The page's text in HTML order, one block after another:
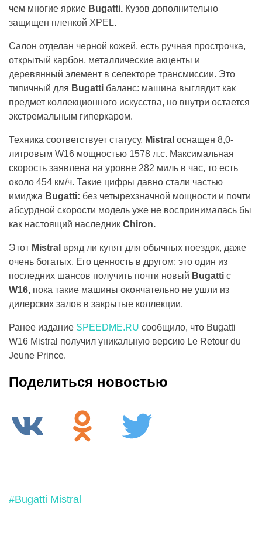
чем многие яркие Bugatti. Кузов дополнительно
защищен пленкой XPEL.
Салон отделан черной кожей, есть ручная прострочка,
открытый карбон, металлические акценты и
деревянный элемент в селекторе трансмиссии. Это
типичный для Bugatti баланс: машина выглядит как
предмет коллекционного искусства, но внутри остается
экстремальным гиперкаром.
Техника соответствует статусу. Mistral оснащен 8,0-
литровым W16 мощностью 1578 л.с. Максимальная
скорость заявлена на уровне 282 миль в час, то есть
около 454 км/ч. Такие цифры давно стали частью
имиджа Bugatti: без четырехзначной мощности и почти
абсурдной скорости модель уже не воспринималась бы
как настоящий наследник Chiron.
Этот Mistral вряд ли купят для обычных поездок, даже
очень богатых. Его ценность в другом: это один из
последних шансов получить почти новый Bugatti с
W16, пока такие машины окончательно не ушли из
дилерских залов в закрытые коллекции.
Ранее издание SPEEDME.RU сообщило, что Bugatti
W16 Mistral получил уникальную версию Le Retour du
Jeune Prince.
Поделиться новостью
#Bugatti Mistral